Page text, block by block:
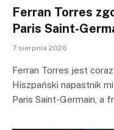
Ferran Torres
Paris Saint-
7 sierpnia 2026
Ferran Torres jest
Hiszpański napastnik
Paris Saint-Germain, a